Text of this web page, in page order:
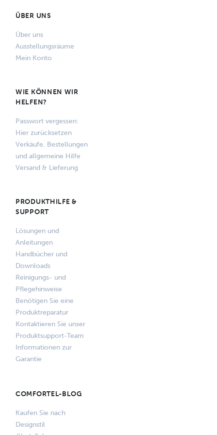
ÜBER UNS
Über uns
Ausstellungsräume
Mein Konto
WIE KÖNNEN WIR
HELFEN?
Passwort vergessen:
Hier zurücksetzen
Verkäufe, Bestellungen
und allgemeine Hilfe
Versand & Lieferung
PRODUKTHILFE &
SUPPORT
Lösungen und
Anleitungen
Handbücher und
Downloads
Reinigungs- und
Pflegehinweise
Benötigen Sie eine
Produktreparatur
Kontaktieren Sie unser
Produktsupport-Team
Informationen zur
Garantie
COMFORTEL-BLOG
Kaufen Sie nach
Designstil